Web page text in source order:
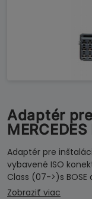
Adaptér
Adaptér pre
vybavené ISO
Class (07->)s
Zobraziť viac